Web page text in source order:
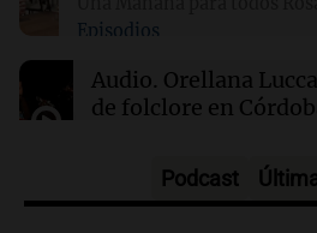
este domingo 9 de agosto
Episodios
Audio. Orellana
de folclore en
Audio.Trágico
Podcast